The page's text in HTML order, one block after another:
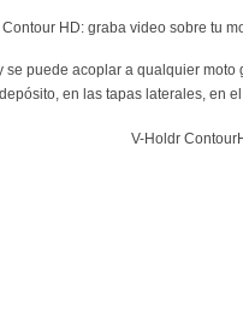
se puede acoplar a qualquier
en las tapas laterales, en